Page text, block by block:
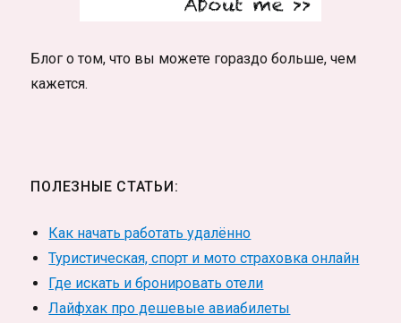
Блог о том, что вы можете гораздо больше, чем
кажется.
ПОЛЕЗНЫЕ СТАТЬИ:
Как начать работать удалённо
Туристическая, спорт и мото страховка онлайн
Где искать и бронировать отели
Лайфхак про дешевые авиабилеты